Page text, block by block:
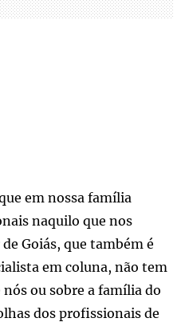
em nossa família
naquilo que nos
Goiás, que também é
em coluna, não tem
ou sobre a família do
dos profissionais de